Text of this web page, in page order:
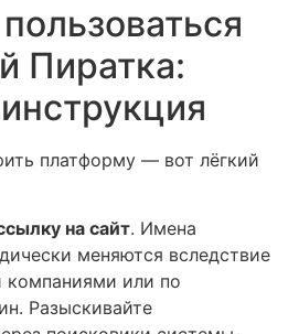
Пиратка:
платформу — вот лёгкий
на сайт. Имена
меняются вследствие
компаниями или по
Разыскивайте